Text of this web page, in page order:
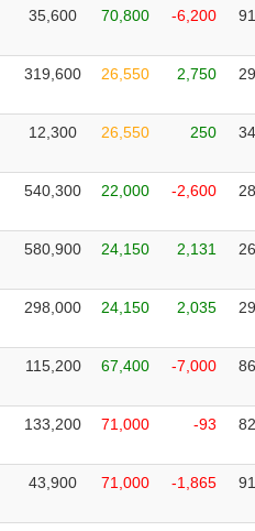
35,600 70,800 -6,200
319,600 26,550 2,750
12,300 26,550 250
540,300 22,000 -2,600
580,900 24,150 2,131
298,000 24,150 2,035
115,200 67,400 -7,000
133,200 71,000 -93
43,900 71,000 -1,865